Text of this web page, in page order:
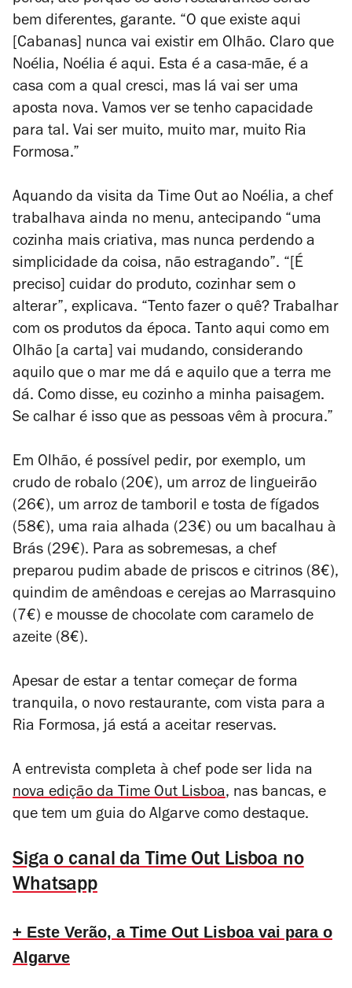
bem diferentes, garante. “O que existe aqui
[Cabanas] nunca vai existir em Olhão. Claro que
Noélia, Noélia é aqui. Esta é a casa-mãe, é a
casa com a qual cresci, mas lá vai ser uma
aposta nova. Vamos ver se tenho capacidade
para tal. Vai ser muito, muito mar, muito Ria
Formosa.”
Aquando da visita da Time Out ao Noélia, a chef
trabalhava ainda no menu, antecipando “uma
cozinha mais criativa, mas nunca perdendo a
simplicidade da coisa, não estragando”. “[É
preciso] cuidar do produto, cozinhar sem o
alterar”, explicava. “Tento fazer o quê? Trabalhar
com os produtos da época. Tanto aqui como em
Olhão [a carta] vai mudando, considerando
aquilo que o mar me dá e aquilo que a terra me
dá. Como disse, eu cozinho a minha paisagem.
Se calhar é isso que as pessoas vêm à procura.”
Em Olhão, é possível pedir, por exemplo, um
crudo de robalo (20€), um arroz de lingueirão
(26€), um arroz de tamboril e tosta de fígados
(58€), uma raia alhada (23€) ou um bacalhau à
Brás (29€). Para as sobremesas, a chef
preparou pudim abade de priscos e citrinos (8€),
quindim de amêndoas e cerejas ao Marrasquino
(7€) e mousse de chocolate com caramelo de
azeite (8€).
Apesar de estar a tentar começar de forma
tranquila, o novo restaurante, com vista para a
Ria Formosa, já está a aceitar reservas.
A entrevista completa à chef pode ser lida na
nova edição da Time Out Lisboa, nas bancas, e
que tem um guia do Algarve como destaque.
Siga o canal da Time Out Lisboa no
Whatsapp
+ Este Verão, a Time Out Lisboa vai para o
Algarve